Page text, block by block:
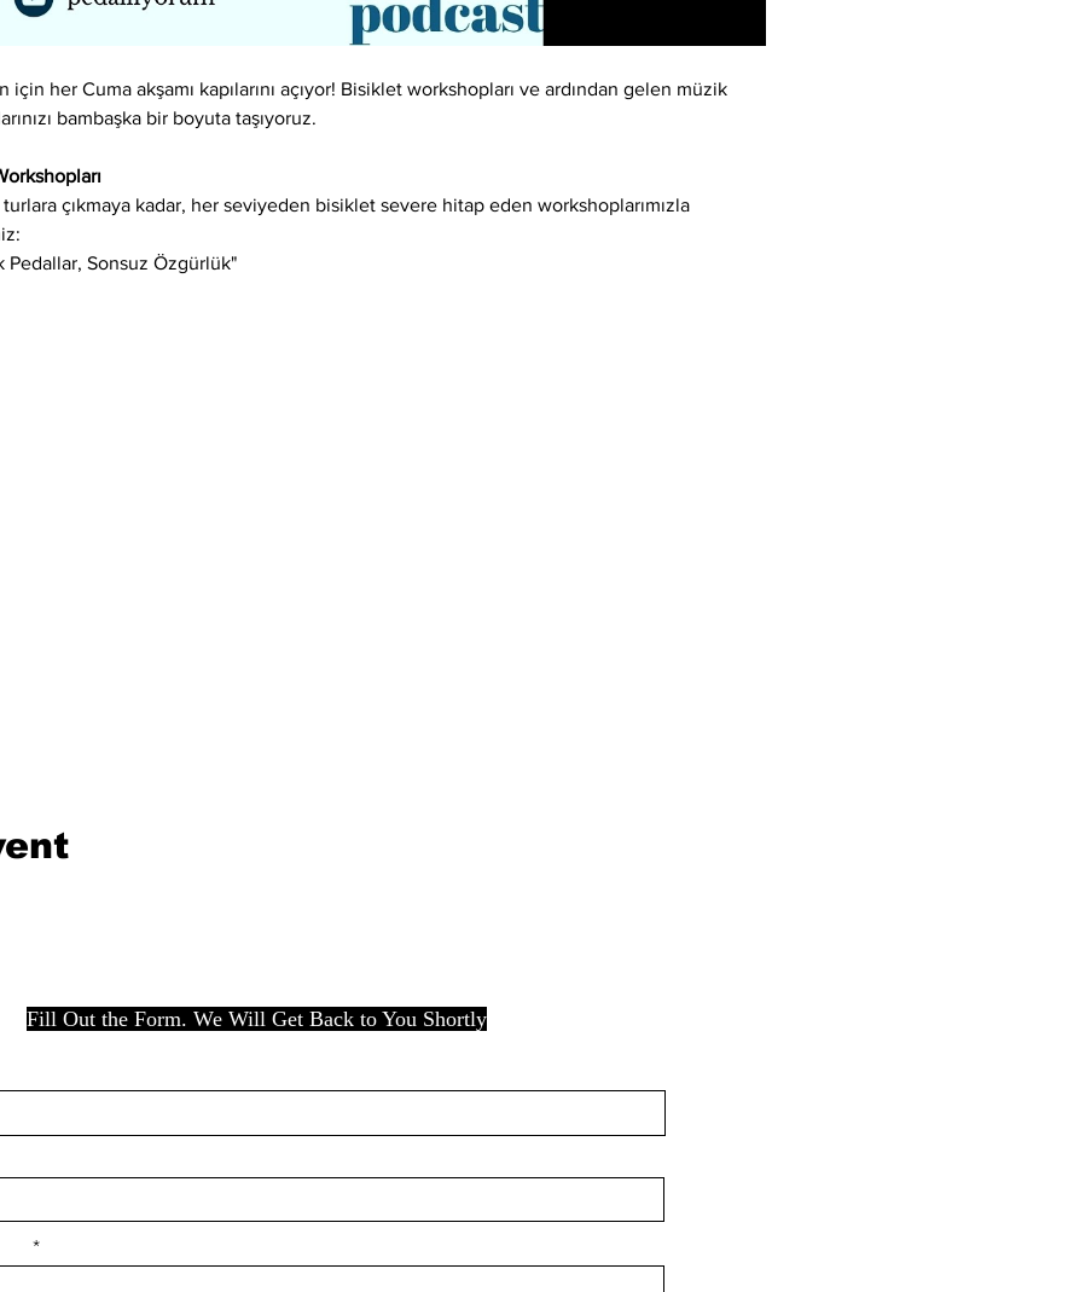
her Cuma akşamı kapılarını açıyor! Bisiklet workshopları ve ardından gelen müzik
bambaşka bir boyuta taşıyoruz.
çıkmaya kadar, her seviyeden bisiklet severe hitap eden workshoplarımızla
Pedallar, Sonsuz Özgürlük"
Fill Out the Form. We Will Get Back to You Shortly